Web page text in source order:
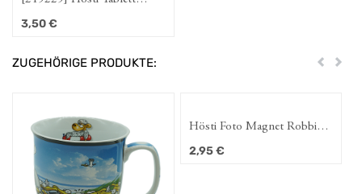
Moin mit Leuchtturm
3,50€
ZUGEHÖRIGE PRODUKTE: Zurück
Hösti Foto Magnet Robbi
Moin
2,95€